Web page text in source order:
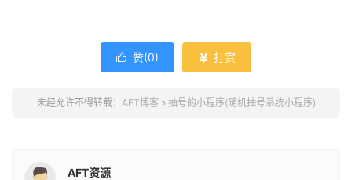
 赞(0)  打赏
未经允许不得转载： AFT博客 » 抽号的小程序(随机抽号系统小程序)
AFT资源